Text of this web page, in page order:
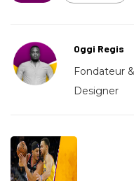
Oggi Regis
Fondateur
Designer